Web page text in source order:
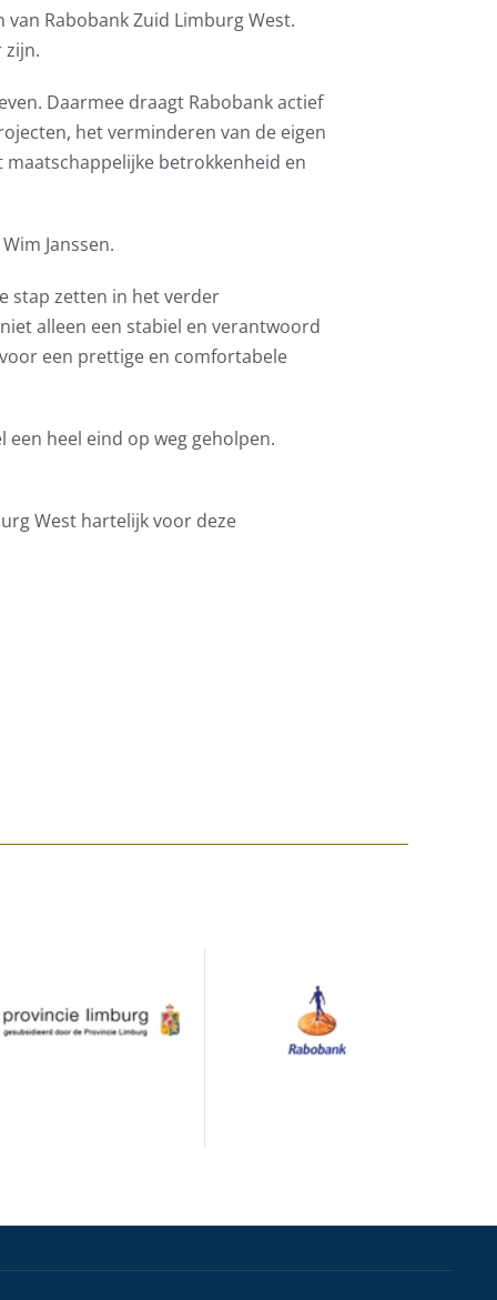
Rabobank Zuid Limburg West.
zijn.
Daarmee draagt Rabobank actief
het verminderen van de eigen
betrokkenheid en
Janssen.
stap zetten in het verder
alleen een stabiel en verantwoord
een prettige en comfortabele
heel eind op weg geholpen.
West hartelijk voor deze